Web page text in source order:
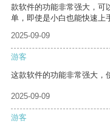
款软件的功能非常强大，可
单，即使是小白也能快速上
2025-09-09
游客
这款软件的功能非常强大，
2025-09-09
游客